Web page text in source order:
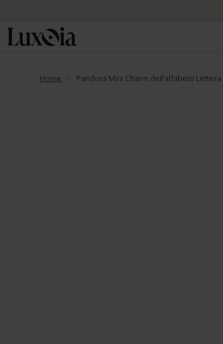
Home Pandora Mini Charm dell’alfabeto Lettera